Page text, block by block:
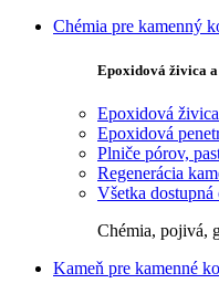
Chémia pre kamenný
Epoxidová živica
Epoxidová
Epoxidová
Plniče pórov,
Regenerácia
Všetka dostupná
Chémia, pojivá,
Kameň pre kamenné